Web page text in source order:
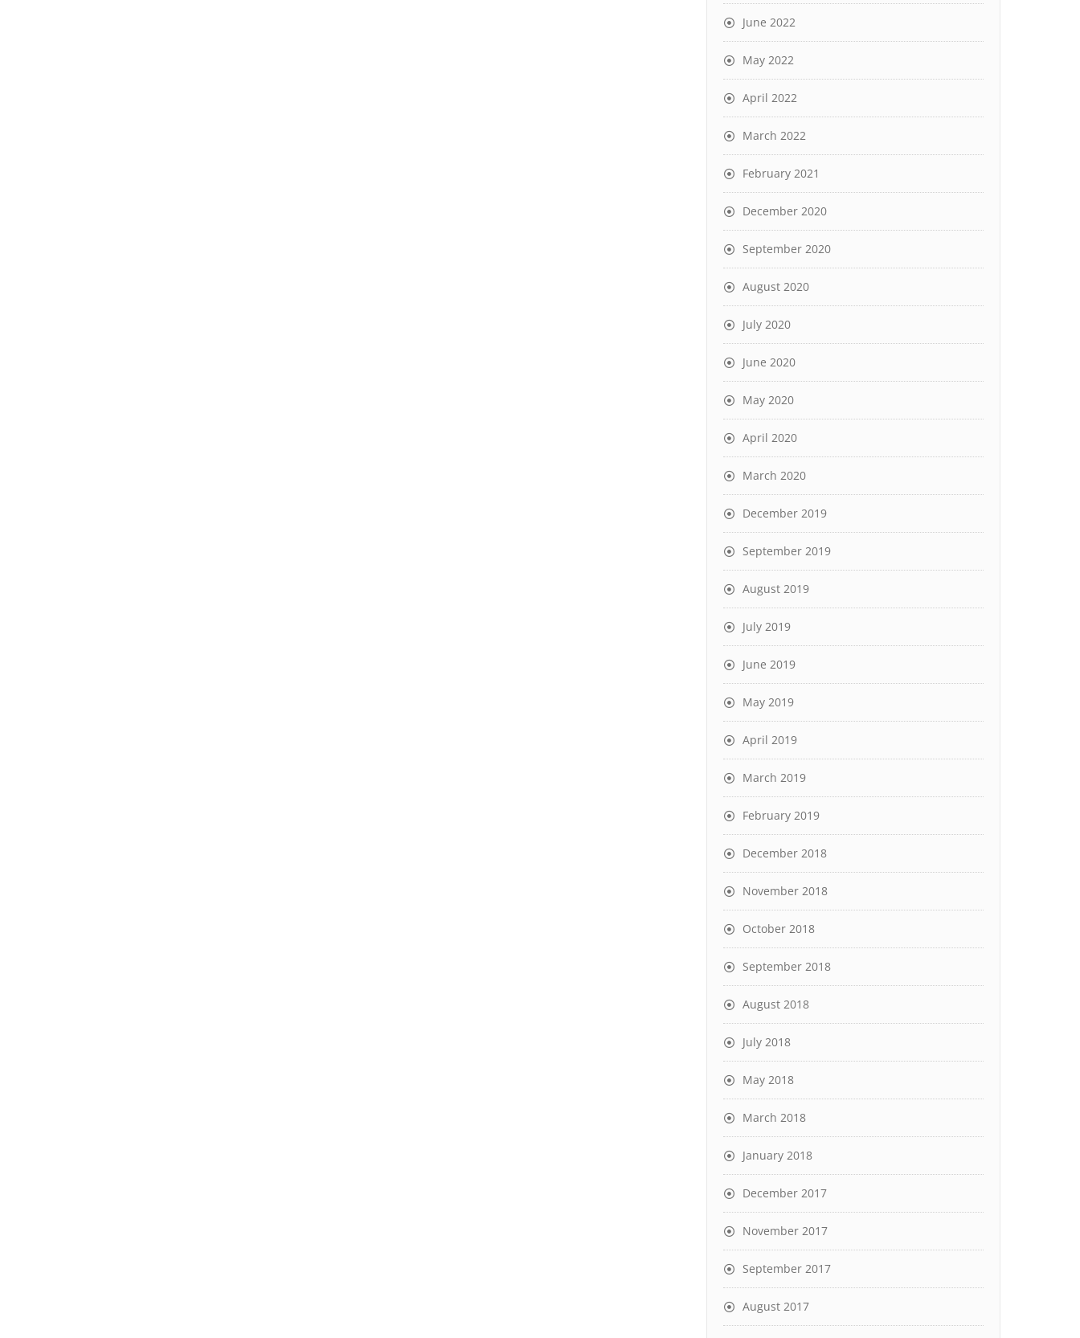
June 2022
May 2022
April 2022
March 2022
February 2021
December 2020
September 2020
August 2020
July 2020
June 2020
May 2020
April 2020
March 2020
December 2019
September 2019
August 2019
July 2019
June 2019
May 2019
April 2019
March 2019
February 2019
December 2018
November 2018
October 2018
September 2018
August 2018
July 2018
May 2018
March 2018
January 2018
December 2017
November 2017
September 2017
August 2017